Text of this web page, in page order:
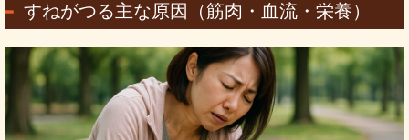
すねがつる主な原因（筋肉・血流・栄養）